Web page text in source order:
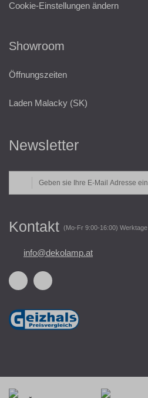
Cookie-Einstellungen ändern
Showroom
Öffnungszeiten
Laden Malacky (SK)
Newsletter
Kontakt (Mo-Fr 9:00-16:00) Werktage
info@dekolamp.at